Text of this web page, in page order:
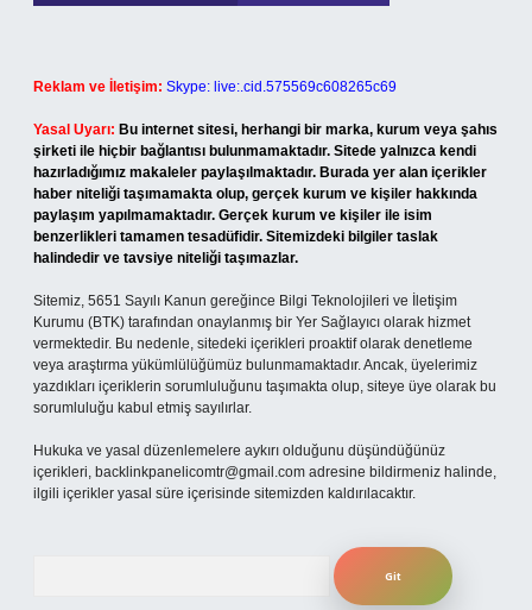
Reklam ve İletişim: Skype: live:.cid.575569c608265c69
Yasal Uyarı: Bu internet sitesi, herhangi bir marka, kurum veya şahıs
şirketi ile hiçbir bağlantısı bulunmamaktadır. Sitede yalnızca kendi
hazırladığımız makaleler paylaşılmaktadır. Burada yer alan içerikler
haber niteliği taşımamakta olup, gerçek kurum ve kişiler hakkında
paylaşım yapılmamaktadır. Gerçek kurum ve kişiler ile isim
benzerlikleri tamamen tesadüfidir. Sitemizdeki bilgiler taslak
halindedir ve tavsiye niteliği taşımazlar.
Sitemiz, 5651 Sayılı Kanun gereğince Bilgi Teknolojileri ve İletişim
Kurumu (BTK) tarafından onaylanmış bir Yer Sağlayıcı olarak hizmet
vermektedir. Bu nedenle, sitedeki içerikleri proaktif olarak denetleme
veya araştırma yükümlülüğümüz bulunmamaktadır. Ancak, üyelerimiz
yazdıkları içeriklerin sorumluluğunu taşımakta olup, siteye üye olarak bu
sorumluluğu kabul etmiş sayılırlar.
Hukuka ve yasal düzenlemelere aykırı olduğunu düşündüğünüz
içerikleri, backlinkpanelicomtr@gmail.com adresine bildirmeniz halinde,
ilgili içerikler yasal süre içerisinde sitemizden kaldırılacaktır.